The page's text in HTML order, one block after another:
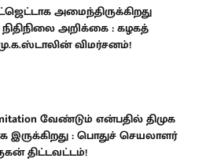
அமைந்திருக்கிறது
அறிக்கை : கழகத்
விமர்சனம்!
வேண்டும் என்பதில் திமுக
இருக்கிறது : பொதுச் செயலாளர்
திட்டவட்டம்!